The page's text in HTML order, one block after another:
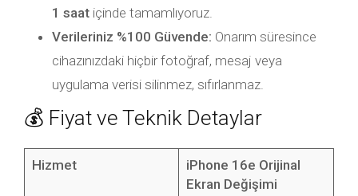
1 saat içinde tamamlıyoruz.
Verileriniz %100 Güvende: Onarım süresince
cihazınızdaki hiçbir fotoğraf, mesaj veya
uygulama verisi silinmez, sıfırlanmaz.
💰 Fiyat ve Teknik Detaylar
Hizmet
iPhone 16e Orijinal
Ekran Değişimi